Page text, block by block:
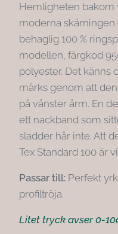
Hemligheten bakom
moderna
behaglig 100 %
modellen, färgkod
polyester. Det känns
märks genom att
på vänster ärm. En
ett nackband som
sladder här inte. Att
Tex Standard 100 är
Passar till: Perfekt
profiltröja.
Litet tryck avser 0-